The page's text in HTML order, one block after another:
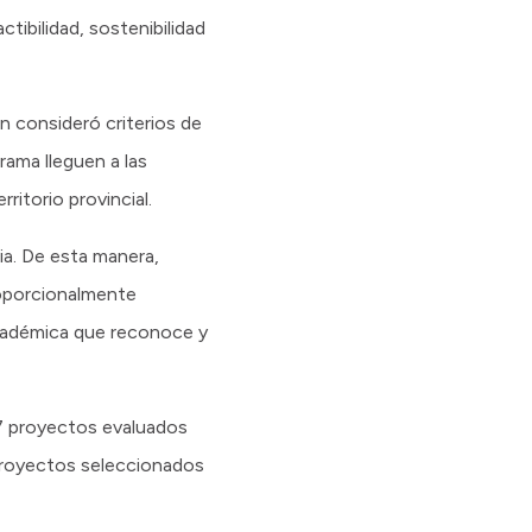
sostenibilidad
consideró criterios de
lleguen a las
provincial.
De esta manera,
que reconoce y
proyectos evaluados
seleccionados